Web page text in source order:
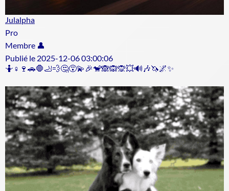
Julalpha
Pro
Membre 👤
Publié le 2025-12-06 03:00:06
🤷♀️🍷🚗🛑🦶💨🤔😵💫🎉🐒🙈🙉🙊💥🔊🎶🦄🌌✨